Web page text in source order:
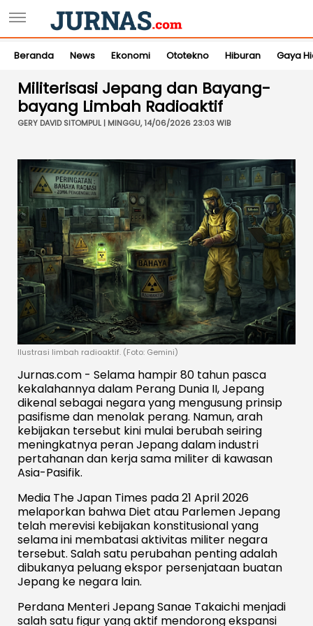
Beranda News Ekonomi Ototekno Hiburan Gaya
Militerisasi Jepang dan Bayang-
bayang Limbah Radioaktif
GERY DAVID SITOMPUL | MINGGU, 14/06/2026 23:03 WIB
Ilustrasi limbah radioaktif. (Foto: Gemini)
Jurnas.com - Selama hampir 80 tahun pasca
kekalahannya dalam Perang Dunia II, Jepang
dikenal sebagai negara yang mengusung prinsip
pasifisme dan menolak perang. Namun, arah
kebijakan tersebut kini mulai berubah seiring
meningkatnya peran Jepang dalam industri
pertahanan dan kerja sama militer di kawasan
Asia-Pasifik.
Media The Japan Times pada 21 April 2026
melaporkan bahwa Diet atau Parlemen Jepang
telah merevisi kebijakan konstitusional yang
selama ini membatasi aktivitas militer negara
tersebut. Salah satu perubahan penting adalah
dibukanya peluang ekspor persenjataan buatan
Jepang ke negara lain.
Perdana Menteri Jepang Sanae Takaichi menjadi
salah satu figur yang aktif mendorong ekspansi